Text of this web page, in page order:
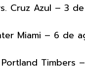
Cruz Azul – 3
Miami – 6 de
Portland Timbers